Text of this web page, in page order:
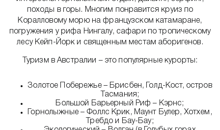
походы в горы. Многим понравится круиз по
Коралловому морю на французском катамаране,
погружения у рифа Нингалу, сафари по тропическому
лесу Кейп-Йорк и священным местам аборигенов.
Туризм в Австралии – это популярные курорты:
Золотое Побережье – Брисбен, Голд-Кост, остров
Тасмания;
Большой Барьерный Риф – Кэрнс;
Горнолыжные – Фоллс Крик, Маунт Булер, Хотхем,
Требдо и Бау-Бау;